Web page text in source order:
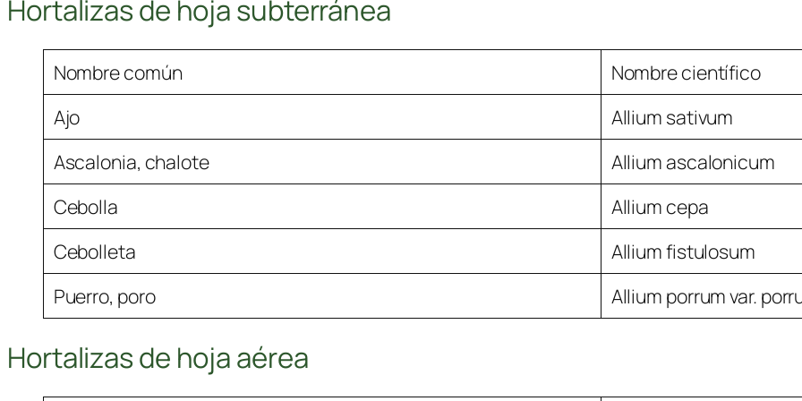
Hortalizas de hoja subterránea
Nombre común
Nombre científico
Ajo
Allium sativum
Ascalonia, chalote
Allium ascalonicum
Cebolla
Allium cepa
Cebolleta
Allium fistulosum
Puerro, poro
Allium porrum var.
Hortalizas de hoja aérea